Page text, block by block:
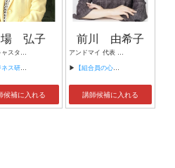
場 弘子
モチベーション】
候補に入れる
前川 由希子
▶ 【組合員の心をぐっと掴むコミュニケーション術～組合員が「あなたが言うなら」と動き出す３ステップ～】
講師候補に入れる